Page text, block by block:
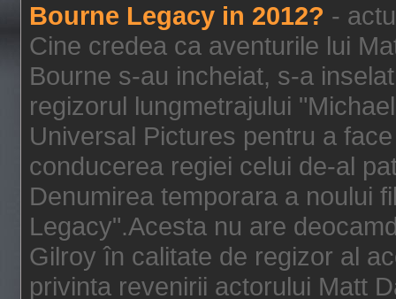
Bourne Legacy in 2012? -
Cine credea ca aventurile lui
Bourne s-au incheiat, s-a
regizorul lungmetrajului
Universal Pictures pentru a
conducerea regiei celui de-al
Denumirea temporara a noului
Legacy".Acesta nu are
Gilroy în calitate de regizor al
privinta revenirii actorului Matt